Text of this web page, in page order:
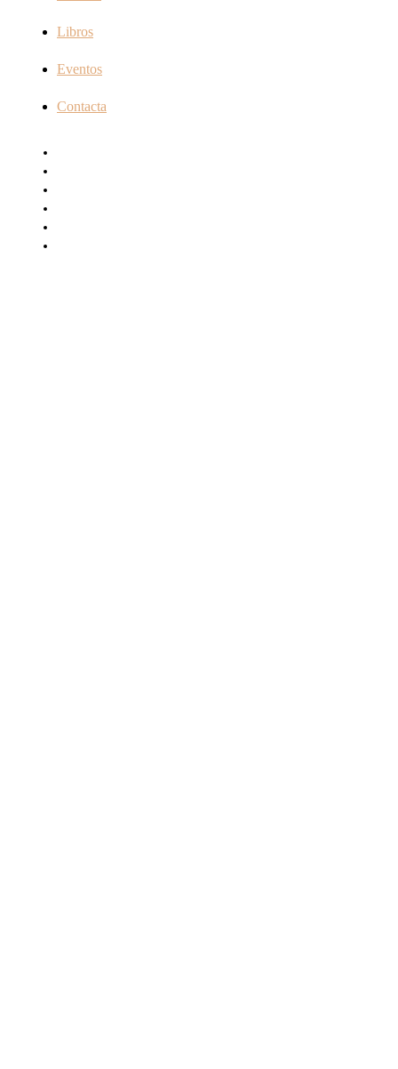
Libros
Eventos
Contacta